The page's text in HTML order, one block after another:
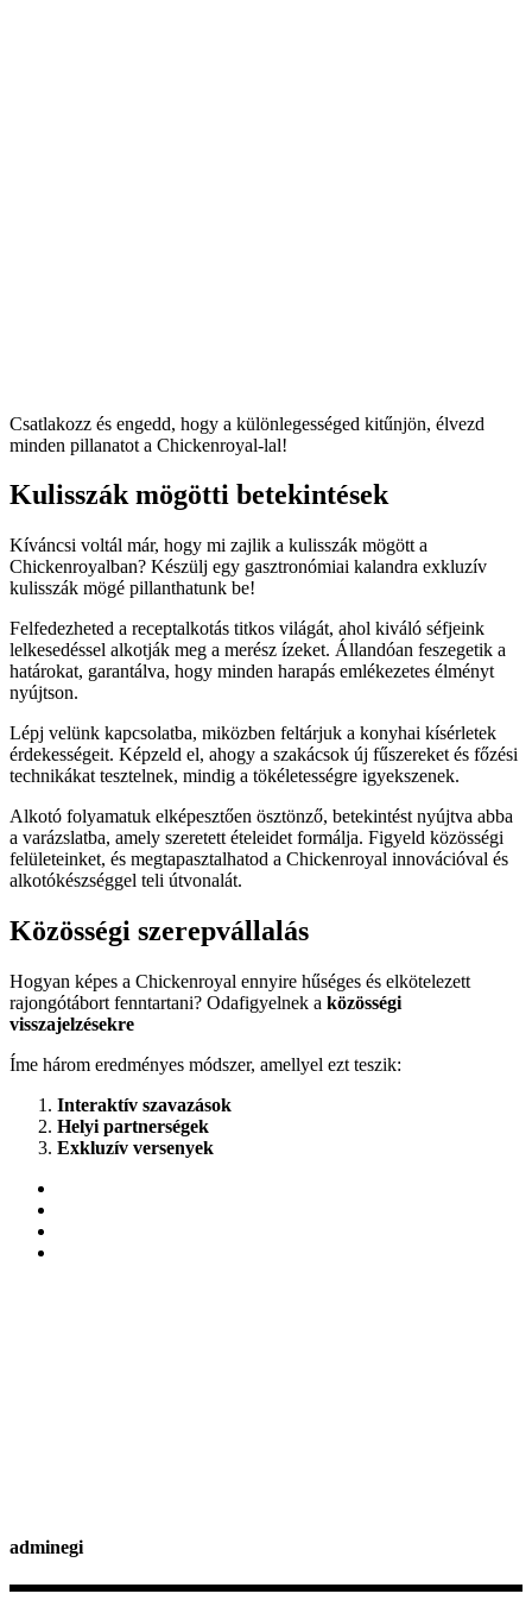
Csatlakozz és engedd, hogy a különlegességed kitűnjön, élvezd
minden pillanatot a Chickenroyal-lal!
Kulisszák mögötti betekintések
Kíváncsi voltál már, hogy mi zajlik a kulisszák mögött a
Chickenroyalban? Készülj egy gasztronómiai kalandra exkluzív
kulisszák mögé pillanthatunk be!
Felfedezheted a receptalkotás titkos világát, ahol kiváló séfjeink
lelkesedéssel alkotják meg a merész ízeket. Állandóan feszegetik a
határokat, garantálva, hogy minden harapás emlékezetes élményt
nyújtson.
Lépj velünk kapcsolatba, miközben feltárjuk a konyhai kísérletek
érdekességeit. Képzeld el, ahogy a szakácsok új fűszereket és főzési
technikákat tesztelnek, mindig a tökéletességre igyekszenek.
Alkotó folyamatuk elképesztően ösztönző, betekintést nyújtva abba
a varázslatba, amely szeretett ételeidet formálja. Figyeld közösségi
felületeinket, és megtapasztalhatod a Chickenroyal innovációval és
alkotókészséggel teli útvonalát.
Közösségi szerepvállalás
Hogyan képes a Chickenroyal ennyire hűséges és elkötelezett
rajongótábort fenntartani? Odafigyelnek a közösségi
visszajelzésekre
Íme három eredményes módszer, amellyel ezt teszik:
Interaktív szavazások
Helyi partnerségek
Exkluzív versenyek
adminegi